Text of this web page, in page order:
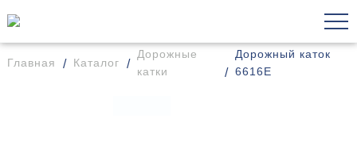
Главная Каталог
Дорожные
катки
Дорожный каток
6616E